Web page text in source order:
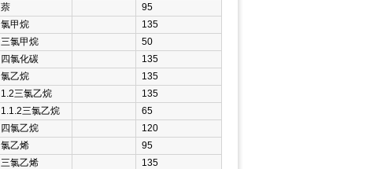
萘
95
氯甲烷
135
三氯甲烷
50
四氯化碳
135
氯乙烷
135
1.2三氯乙烷
135
1.1.2三氯乙烷
65
四氯乙烷
120
氯乙烯
95
三氯乙烯
135